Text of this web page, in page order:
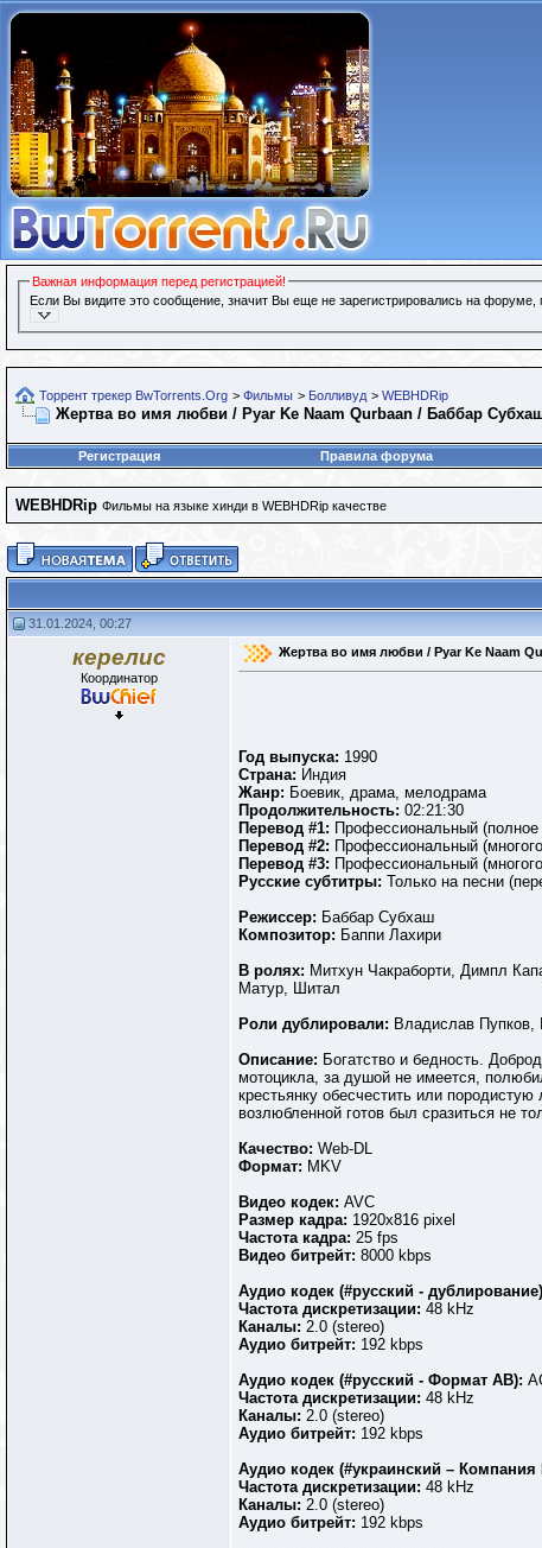
Важная информация перед регистрацией!
Если Вы видите это сообщение, значит Вы еще не зарегистрировались на
Торрент трекер BwTorrents.Org > Фильмы > Болливуд > WEBHDRip
Жертва во имя любви / Pyar Ke Naam Qurbaan / Баббар
Регистрация
Правила форума
WEBHDRip Фильмы на языке хинди в WEBHDRip качестве
31.01.2024, 00:27
керелис
Координатор
Жертва во имя любви / Pyar Ke Naam
Год выпуска: 1990
Страна: Индия
Жанр: Боевик, драма, мелодрама
Продолжительность: 02:21:30
Перевод #1: Профессиональный (полное
Перевод #2: Профессиональный
Перевод #3: Профессиональный
Русские субтитры: Только на песни
Режиссер: Баббар Субхаш
Композитор: Баппи Лахири
В ролях: Митхун Чакраборти, Димпл
Матур, Шитал
Роли дублировали: Владислав Пупков,
Описание: Богатство и бедность.
мотоцикла, за душой не имеется,
крестьянку обесчестить или
возлюбленной готов был сразиться не
Качество: Web-DL
Формат: MKV
Видео кодек: AVC
Размер кадра: 1920х816 pixel
Частота кадра: 25 fps
Видео битрейт: 8000 kbps
Аудио кодек (#русский -
Частота дискретизации: 48 kHz
Каналы: 2.0 (stereo)
Аудио битрейт: 192 kbps
Аудио кодек (#русский - Формат АВ):
Частота дискретизации: 48 kHz
Каналы: 2.0 (stereo)
Аудио битрейт: 192 kbps
Аудио кодек (#украинский – Компания
Частота дискретизации: 48 kHz
Каналы: 2.0 (stereo)
Аудио битрейт: 192 kbps